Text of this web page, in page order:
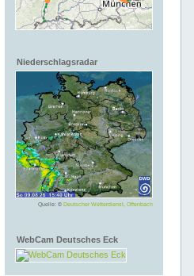
Niederschlagsradar
Quelle: © Deutscher Wetterdienst, Offenbach
WebCam Deutsches Eck